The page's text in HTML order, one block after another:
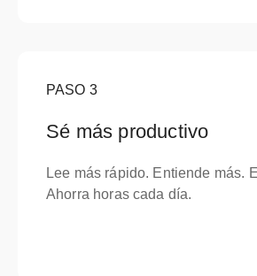
PASO 3
Sé más productivo
Lee más rápido. Entiende más.
Ahorra horas cada día.